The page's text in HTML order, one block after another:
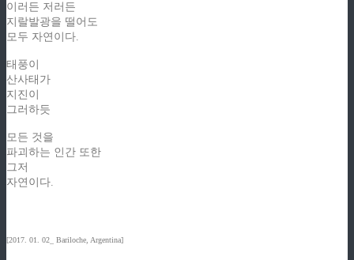
이러든 저러든
지랄발광을 떨어도
모두 자연이다.
태풍이
산사태가
지진이
그러하듯
모든 것을
파괴하는 인간 또한
그저
자연이다.
[2017. 01. 02_ Bariloche, Argentina]